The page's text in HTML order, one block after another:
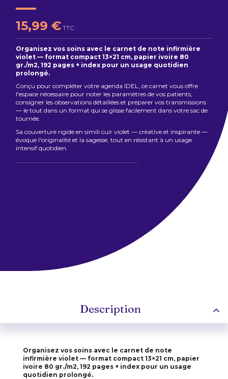
15,99 € TTC
Organisez vos soins avec le carnet de note infirmière
violet — format compact 13×21 cm, papier ivoire 80
gr./m2, 192 pages + index pour un usage quotidien
prolongé.
Conçu pour compléter votre agenda IDEL, ce carnet vous offre
l'espace nécessaire pour noter les paramètres de vos patients,
consigner les observations détaillées et préparer vos transmissions
— le tout dans un format qui se glisse facilement dans votre sac de
tournée.
Sa couverture rigide en simili cuir violet — créative et inspirante —
évoque l'originalité et la sagesse, tout en résistant à un usage
intensif quotidien.
Description
Organisez vos soins avec le carnet de note
infirmière violet — format compact 13×21 cm, papier
ivoire 80 gr./m2, 192 pages + index pour un usage
quotidien prolongé.